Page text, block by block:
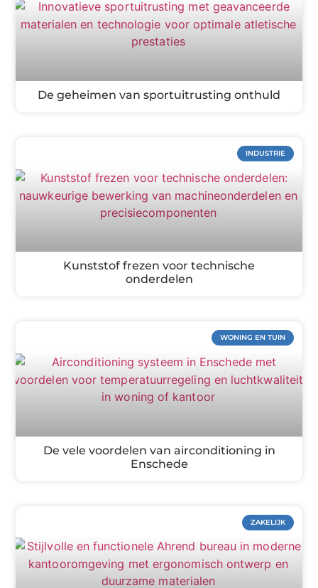
De geheimen van sportuitrusting onthuld
INDUSTRIE
Kunststof frezen voor technische
onderdelen
WONING EN TUIN
De vele voordelen van airconditioning in
Enschede
ZAKELIJK